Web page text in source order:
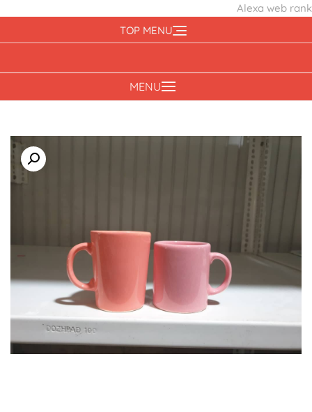
Alexa web rank
to
TOP MENU
MENU